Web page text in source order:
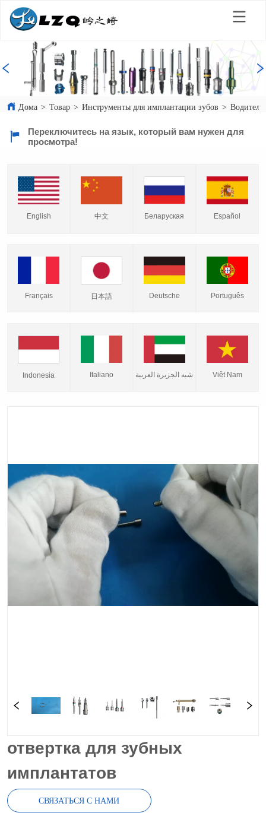
Дома > Товар > Инструменты для имплантации зубов > Водитель
Переключитесь на язык, который вам нужен для
просмотра!
English 中文 Беларуская Español
Français 日本語 Deutsche Português
Indonesia Italiano شبه الجزيرة العربية Việt Nam
отвертка для зубных
имплантатов
СВЯЗАТЬСЯ С НАМИ